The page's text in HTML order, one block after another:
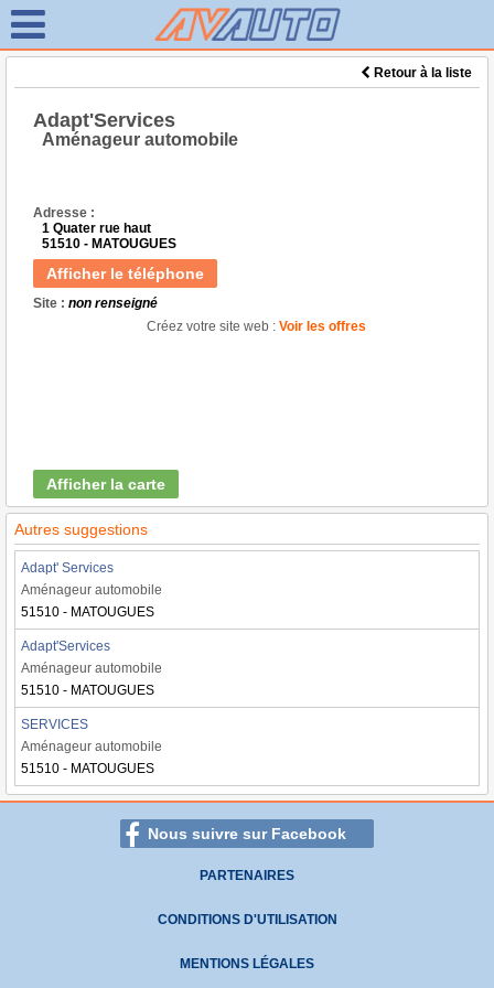
Retour à la liste
Adapt'Services
Aménageur automobile
Adresse :
1 Quater rue haut
51510 - MATOUGUES
Afficher le téléphone
Site : non renseigné
Créez votre site web : Voir les offres
Afficher la carte
Autres suggestions
Adapt' Services
Aménageur automobile
51510 - MATOUGUES
Adapt'Services
Aménageur automobile
51510 - MATOUGUES
SERVICES
Aménageur automobile
51510 - MATOUGUES
Nous suivre sur Facebook
PARTENAIRES
CONDITIONS D'UTILISATION
MENTIONS LÉGALES